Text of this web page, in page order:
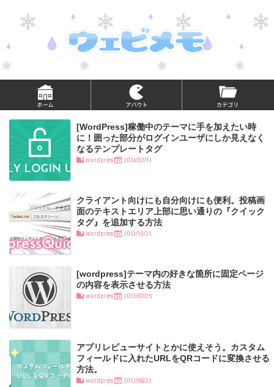
[WordPress]稼働中のテーマに手を加えたい時
に！囲った部分がログインユーザにしか見えなく
なるテンプレートタグ
wordpress 2014/02/13
クライアント向けにも自分向けにも便利。投稿画
面のテキストエリア上部に思い通りの『クイック
タグ』を追加する方法
wordpress 2013/10/21
[wordpress]テーマ内の好きな箇所に固定ページ
の内容を表示させる方法
wordpress 2013/07/25
アプリレビューサイトとかに使えそう。カスタム
フィールドに入れたURLをQRコードに変換させる
方法。
wordpress 2012/08/22